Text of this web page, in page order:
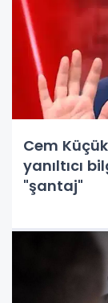
Cem
yanıltıcı
"şantaj"